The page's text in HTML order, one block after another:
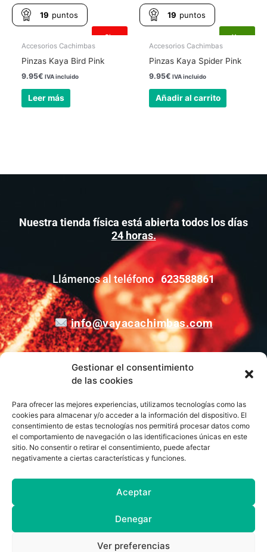
Gestionar el consentimiento
de las cookies
Para ofrecer las mejores experiencias, utilizamos tecnologías como las
cookies para almacenar y/o acceder a la información del dispositivo. El
consentimiento de estas tecnologías nos permitirá procesar datos como
el comportamiento de navegación o las identificaciones únicas en este
sitio. No consentir o retirar el consentimiento, puede afectar
negativamente a ciertas características y funciones.
Aceptar
Denegar
Ver preferencias
Sin
existencias
19 puntos
Accesorios Cachimbas
Pinzas Kaya Bird Pink
9.95€ IVA incluido
Leer más
Hay
existencias
19 puntos
Accesorios Cachimbas
Pinzas Kaya Spider Pink
9.95€ IVA incluido
Añadir al carrito
Nuestra tienda física está abierta todos los días
24 horas.
Llámenos al teléfono623588861
info@vayacachimbas.com
Calle el Pasaje, 3, Nave A2, Polígono Industrial La
Polvorista, 30500, Molina de Segura, Murcia,
Síguenos en:
F
b
k
-
f
I
a
a
m
Política de Privacidad
Condiciones de UsoPolítica de Cookies